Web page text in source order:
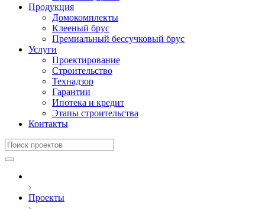
Продукция
Домокомплекты
Клееный брус
Премиальный бессучковый брус
Услуги
Проектирование
Строительство
Технадзор
Гарантии
Ипотека и кредит
Этапы строительства
Контакты
Проекты